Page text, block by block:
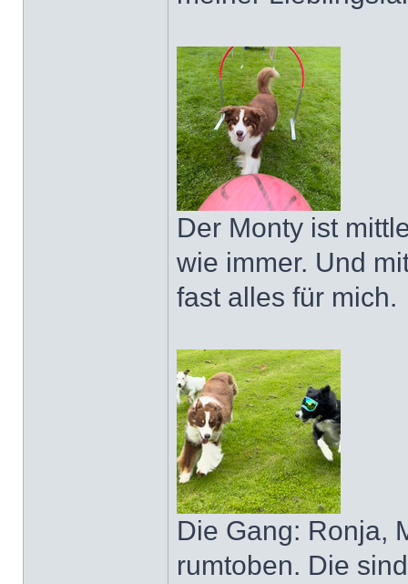
Der Monty ist
wie immer. Und
fast alles für mich.
Die Gang: Ronja,
rumtoben. Die